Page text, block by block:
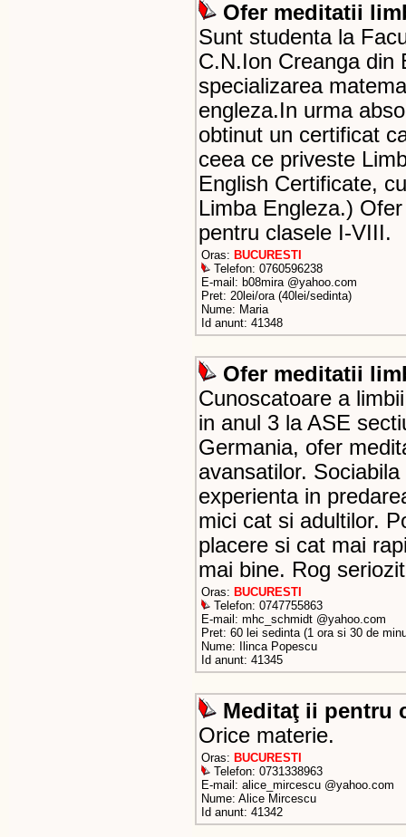
Ofer meditatii
Sunt studenta la
C.N.Ion Creanga din
specializarea
engleza.In urma
obtinut un certificat
ceea ce priveste
English Certificate,
Limba Engleza.)
pentru clasele I-VIII.
Oras: BUCURESTI
Telefon: 0760596238
E-mail: b08mira @yahoo.com
Pret: 20lei/ora (40lei/sedinta)
Nume: Maria
Id anunt: 41348
Ofer meditatii
Cunoscatoare a
in anul 3 la ASE
Germania, ofer
avansatilor.
experienta in
mici cat si adultilor.
placere si cat mai
mai bine. Rog
Oras: BUCURESTI
Telefon: 0747755863
E-mail: mhc_schmidt @yahoo.com
Pret: 60 lei sedinta (1 ora si 30 de
Nume: Ilinca Popescu
Id anunt: 41345
Meditaţ ii pentru
Orice materie.
Oras: BUCURESTI
Telefon: 0731338963
E-mail: alice_mircescu @yahoo.com
Nume: Alice Mircescu
Id anunt: 41342